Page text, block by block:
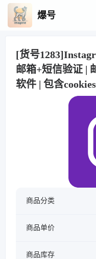
爆号
[货号
邮箱+短信验证 |
软件 | 包含cookies
商品分类
商品单价
商品库存